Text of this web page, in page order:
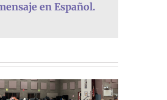
en Español.